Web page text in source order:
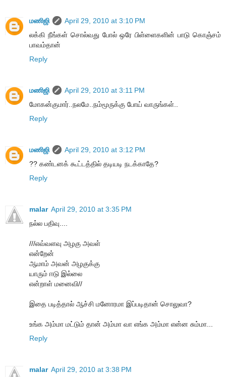
மணிஜி
April 29, 2010 at 3:10 PM
லக்கி நீங்கள் சொல்வது போல் ஒரே பிள்ளைகளின் பாடு கொஞ்சம்
பாவம்தான்
Reply
மணிஜி
April 29, 2010 at 3:11 PM
மோகன்குமார்..நலமே..நம்மூருக்கு போய் வாருங்கள்..
Reply
மணிஜி
April 29, 2010 at 3:12 PM
?? கண்டனக் கூட்டத்தில் தடியடி நடக்காதே?
Reply
malar April 29, 2010 at 3:35 PM
நல்ல பதிவு....
///எவ்வளவு அழகு அவள்
என்றேன்
ஆமாம் அவன் அழகுக்கு
யாரும் ஈடு இல்லை
என்றாள் மனைவி//
இதை படித்தால் ஆச்சி மனோரமா இப்படிதான் சொலுவா?
உங்க அம்மா மட்டும் தான் அம்மா வா எங்க அம்மா என்ன சும்மா...
Reply
malar April 29, 2010 at 3:38 PM